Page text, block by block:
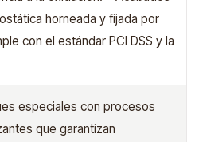
horneada y fijada por
con el estándar PCI DSS y la
especiales con procesos
que garantizan